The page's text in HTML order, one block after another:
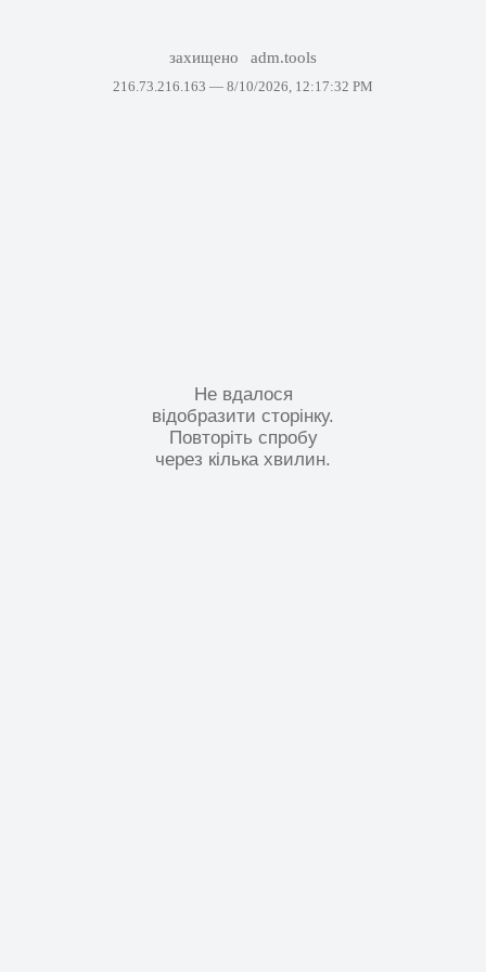
захищено adm.tools
216.73.216.163 — 8/10/2026, 12:17:32 PM
Не вдалося
відобразити сторінку.
Повторіть спробу
через кілька хвилин.